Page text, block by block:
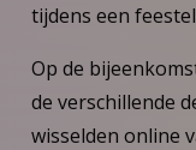
tijdens een
Op de
de verschillende
wisselden online